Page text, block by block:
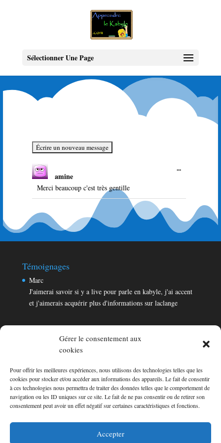
Gérer le consentement aux
cookies
Pour offrir les meilleures expériences, nous utilisons des technologies telles que les
cookies pour stocker et/ou accéder aux informations des appareils. Le fait de consentir
à ces technologies nous permettra de traiter des données telles que le comportement de
navigation ou les ID uniques sur ce site. Le fait de ne pas consentir ou de retirer son
consentement peut avoir un effet négatif sur certaines caractéristiques et fonctions.
Accepter
Sélectionner Une Page
amine
Merci beaucoup c'est très gentille
...Ouvrir/
méta.
Témoignages
Marc
J'aimerai savoir si y a live pour parle en kabyle, j'ai accent
et j'aimerais acquérir plus d'informations sur laclange
Témoignages
Marc
J'aimerai savoir si y a live pour parle en kabyle, j'ai accent
et j'aimerais acquérir plus d'informations sur laclange
Consultez les témoignages